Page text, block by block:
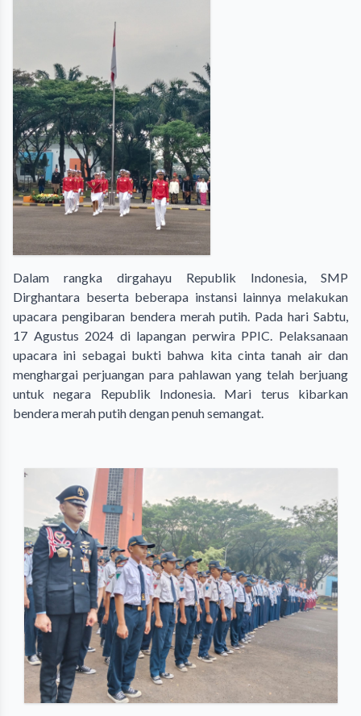
Dalam rangka dirgahayu Republik Indonesia, SMP
Dirghantara beserta beberapa instansi lainnya melakukan
upacara pengibaran bendera merah putih. Pada hari Sabtu,
17 Agustus 2024 di lapangan perwira PPIC. Pelaksanaan
upacara ini sebagai bukti bahwa kita cinta tanah air dan
menghargai perjuangan para pahlawan yang telah berjuang
untuk negara Republik Indonesia. Mari terus kibarkan
bendera merah putih dengan penuh semangat.